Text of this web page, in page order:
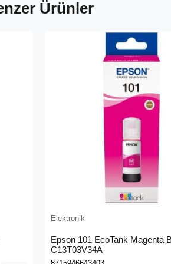
Ürünler
Elektronik
Epson 101 EcoTank Magenta
C13T03V34A